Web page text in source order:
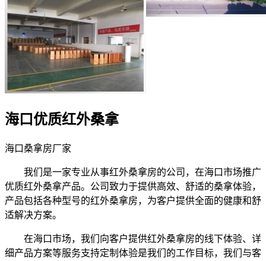
海口优质红外桑拿
海口桑拿房厂家
我们是一家专业从事红外桑拿房的公司，在海口市场推广
优质红外桑拿产品。公司致力于提供高效、舒适的桑拿体验，
产品包括各种型号的红外桑拿房，为客户提供全面的健康和舒
适解决方案。
在海口市场，我们向客户提供红外桑拿房的线下体验、详
细产品方案等服务支持定制体验是我们的工作目标，我们与客